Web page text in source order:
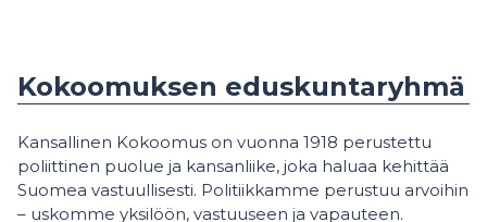
Kokoomuksen eduskuntaryhmä
Kansallinen Kokoomus on vuonna 1918 perustettu
poliittinen puolue ja kansanliike, joka haluaa kehittää
Suomea vastuullisesti. Politiikkamme perustuu arvoihin
– uskomme yksilöön, vastuuseen ja vapauteen.